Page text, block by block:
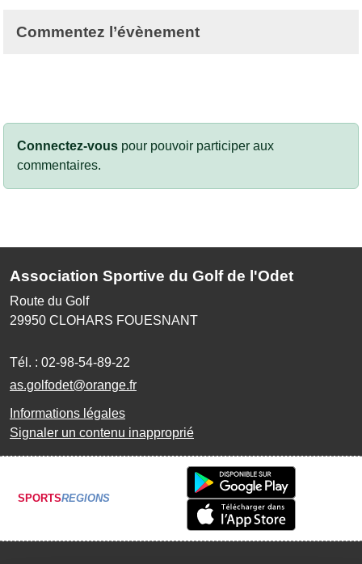
Commentez l’évènement
Connectez-vous pour pouvoir participer aux
commentaires.
Association Sportive du Golf de l'Odet
Route du Golf
29950 CLOHARS FOUESNANT
Tél. : 02-98-54-89-22
as.golfodet@orange.fr
Informations légales
Signaler un contenu inapproprié
SPORTSREGIONS